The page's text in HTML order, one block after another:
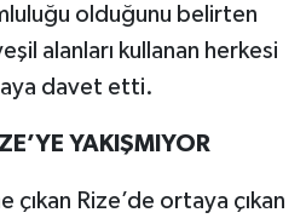
olduğunu belirten
alanları kullanan herkesi
davet etti.
YAKIŞMIYOR
çıkan Rize’de ortaya çıkan